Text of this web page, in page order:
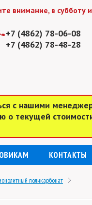
в субботу и
+7 (4862) 78-06-08
+7 (4862) 78-48-28
с нашими
о текущей
КОНТАКТЫ
поликарбонат